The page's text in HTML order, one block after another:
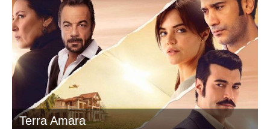
Terra Amara